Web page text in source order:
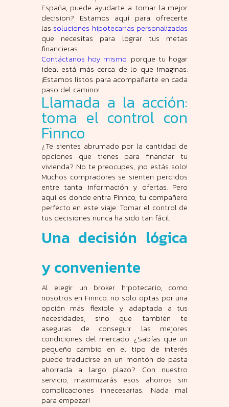
España, puede ayudarte a tomar la mejor
decision? Estamos aquí para ofrecerte
las soluciones hipotecarias personalizadas
que necesitas para lograr tus metas
financieras.
Contáctanos hoy mismo, porque tu hogar
ideal está más cerca de lo que imaginas.
¡Estamos listos para acompañarte en cada
paso del camino!
Llamada a la acción:
toma el control con
Finnco
¿Te sientes abrumado por la cantidad de
opciones que tienes para financiar tu
vivienda? No te preocupes, ¡no estás solo!
Muchos compradores se sienten perdidos
entre tanta información y ofertas. Pero
aquí es donde entra Finnco, tu compañero
perfecto en este viaje. Tomar el control de
tus decisiones nunca ha sido tan fácil.
Una decisión lógica
y conveniente
Al elegir un broker hipotecario, como
nosotros en Finnco, no solo optas por una
opción más flexible y adaptada a tus
necesidades, sino que también te
aseguras de conseguir las mejores
condiciones del mercado. ¿Sabías que un
pequeño cambio en el tipo de interés
puede traducirse en un montón de pasta
ahorrada a largo plazo? Con nuestro
servicio, maximizarás esos ahorros sin
complicaciones innecesarias. ¡Nada mal
para empezar!